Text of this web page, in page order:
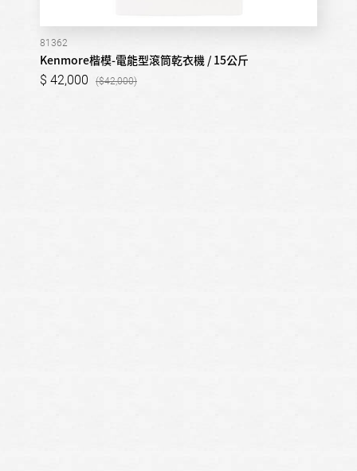
81362
Kenmore楷模-電能型滾筒乾衣機 / 15公斤
42,000 42,000